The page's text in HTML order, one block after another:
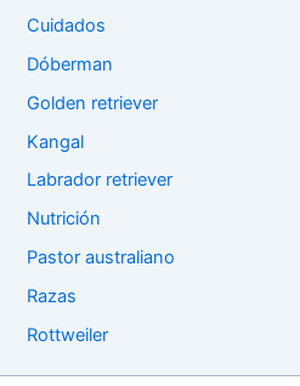
Cuidados
Dóberman
Golden retriever
Kangal
Labrador retriever
Nutrición
Pastor australiano
Razas
Rottweiler